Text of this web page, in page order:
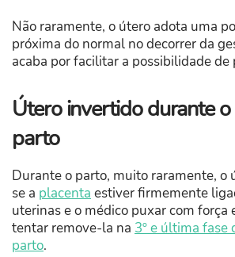
Não raramente, o útero adota uma
próxima do normal no decorrer da
acaba por facilitar a possibilidade de
Útero invertido durante
parto
Durante o parto, muito raramente, o
se a placenta estiver firmemente
uterinas e o médico puxar com força
tentar remove-la na 3º e última fase
parto.